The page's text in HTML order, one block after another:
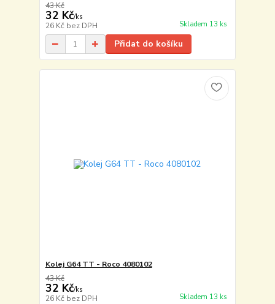
43 Kč
32 Kč/ks
26 Kč bez DPH Skladem 13 ks
Přidat do košíku
Kolej G64 TT - Roco 4080102
43 Kč
32 Kč/ks
26 Kč bez DPH Skladem 13 ks